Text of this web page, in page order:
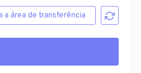
a área de transferência